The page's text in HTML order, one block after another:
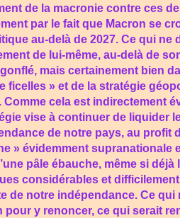
de la macronie contre ces
par le fait que Macron se
au-delà de 2027. Ce qui ne
de lui-même, au-delà de
mais certainement bien
ficelles » et de la stratégie
Comme cela est indirectement
vise à continuer de liquider
de notre pays, au profit
» évidemment supranationale
pâle ébauche, même si déjà
considérables et
de notre indépendance. Ce qui
pour y renoncer, ce qui serait